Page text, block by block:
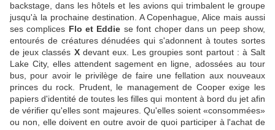
backstage, dans les hôtels et les avions qui trimbalent le groupe
jusqu'à la prochaine destination. A Copenhague, Alice mais aussi
ses complices Flo et Eddie se font choper dans un peep show,
entourés de créatures dénudées qui s'adonnent à toutes sortes
de jeux classés Xdevant eux. Les groupies sont partout : à Salt
Lake City, elles attendent sagement en ligne, adossées au tour
bus, pour avoir le privilège de faire une fellation aux nouveaux
princes du rock. Prudent, le management de Cooper exige les
papiers d'identité de toutes les filles qui montent à bord du jet afin
de vérifier qu'elles sont majeures. Qu'elles soient «consommées»
ou non, elle doivent en outre avoir de quoi participer à l'achat de